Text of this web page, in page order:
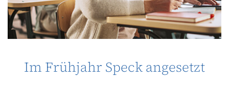
Im Frühjahr Speck angesetzt